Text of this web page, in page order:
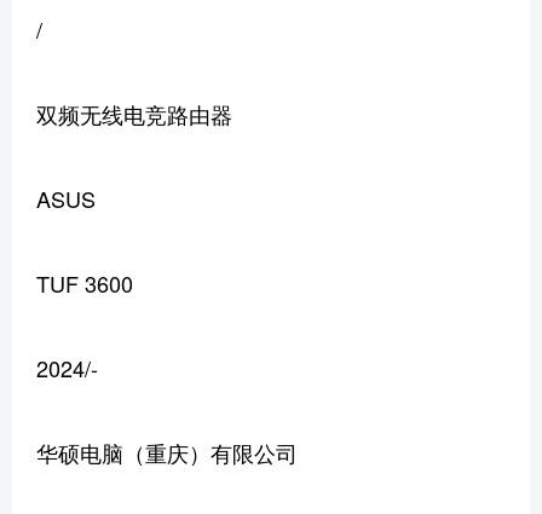
/
双频无线电竞路由器
ASUS
TUF 3600
2024/-
华硕电脑（重庆）有限公司